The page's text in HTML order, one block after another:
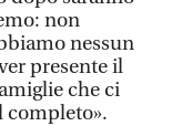
non
nessun
presente il
che ci
completo».